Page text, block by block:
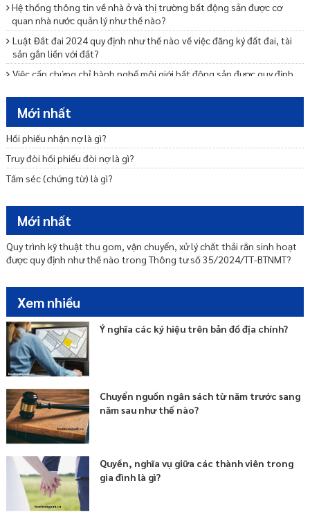
Hệ thống thông tin về nhà ở và thị trường bất động sản được cơ
quan nhà nước quản lý như thế nào?
Luật Đất đai 2024 quy định như thế nào về việc đăng ký đất đai, tài
sản gắn liền với đất?
Việc cấp chứng chỉ hành nghề môi giới bất động sản được quy định
Các quy định về phương thức tổ chức kỳ thi sát hạch và cấp chứng
chỉ hành nghề môi giới BĐS là gì?
Luật Nhà ở 2023 quy định như thế nào về mua bán nhà ở?
Luật Nhà ở 2023 quy định như thế nào về thuê nhà ở?
Kinh doanh bất động sản quy mô nhỏ là gì?
sản được chuyển nhượng cho cá nhân tự xây dựng nhà ở là gì?
Luật Đất đai 2024 quy định như thế nào về việc giao đất, cho thuê
đất, cho phép chuyển mục đích sử dụng đất?
Thủ tục thông báo nhà ở hình thành trong tương lai đủ điều kiện
Trình tự, thủ tục di dời chủ sở hữu, người sử dụng nhà chung cư
được quy định như thế nào?
Nguyên tắc xây dựng, quản lý và sử dụng hệ thống thông tin về nhà
ở và thị trường bất động sản là gì?
Nguyên tắc bán, cho thuê mua, cho thuê và quản lý vận hành nhà ở
cho lực lượng vũ trang nhân dân được quy định thế nào?
Mới nhất
Hối phiếu nhận nợ là gì?
Truy đòi hối phiếu đòi nợ là gì?
Tấm séc (chứng từ) là gì?
Mới nhất
Quy trình kỹ thuật thu gom, vận chuyển, xử lý chất thải rắn sinh hoạt
được quy định như thế nào trong Thông tư số 35/2024/TT-BTNMT?
Xem nhiều
Ý nghĩa các ký hiệu trên bản đồ địa chính?
Chuyển nguồn ngân sách từ năm trước sang
năm sau như thế nào?
Quyền, nghĩa vụ giữa các thành viên trong
gia đình là gì?